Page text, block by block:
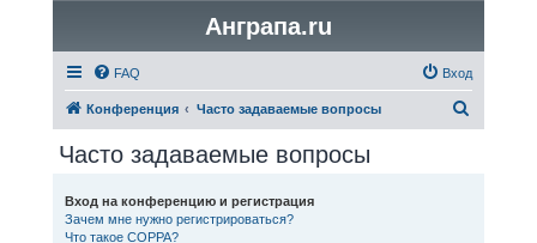
Анграпа.ru
FAQ Вход
Конференция Часто задаваемые вопросы
Часто задаваемые вопросы
Вход на конференцию и регистрация
Зачем мне нужно регистрироваться?
Что такое COPPA?